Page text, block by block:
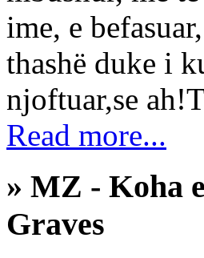
ime, e
thashë duke i
njoftuar,se
Read more...
» MZ - Koha
Graves